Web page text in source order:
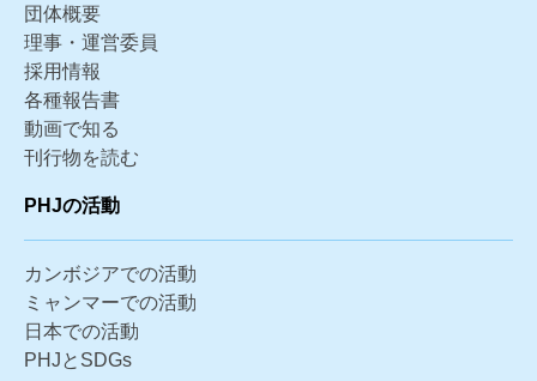
団体概要
理事・運営委員
採用情報
各種報告書
動画で知る
刊行物を読む
PHJの活動
カンボジアでの活動
ミャンマーでの活動
日本での活動
PHJとSDGs